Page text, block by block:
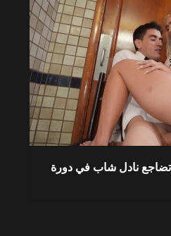
تضاجع نادل شاب في دورة